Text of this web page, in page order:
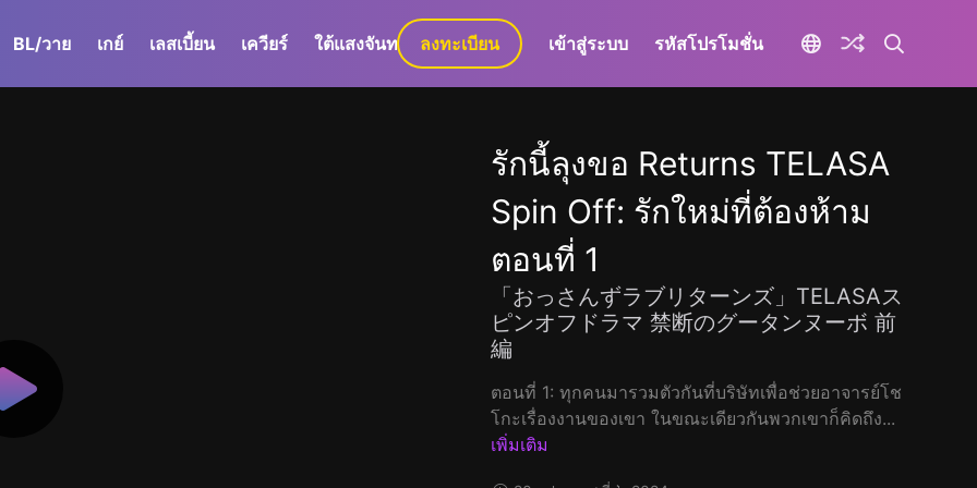
BL/วาย เกย์ เลสเบี้ยน เควียร์ ใต้แสงจันทร์ GaLa+
ลงทะเบียน เข้าสู่ระบบ รหัสโปรโมชั่น
รักนี้ลุงขอ Returns TELASA
Spin Off: รักใหม่ที่ต้องห้าม
ตอนที่ 1
「おっさんずラブリターンズ」TELASAス
ピンオフドラマ 禁断のグータンヌーボ 前
編
ตอนที่ 1: ทุกคนมารวมตัวกันที่บริษัทเพื่อช่วยอาจารย์โช
โกะเรื่องงานของเขา ในขณะเดียวกันพวกเขาก็คิดถึง...
เพิ่มเติม